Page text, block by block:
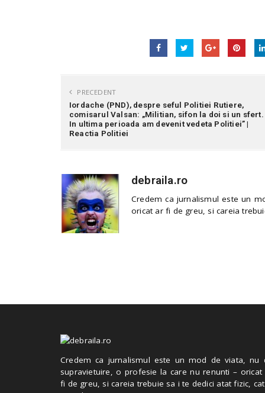
PRECEDENT
Iordache (PND), despre seful Politiei Rutiere,
comisarul Valsan: „Militian, sifon la doi si un sfert.
In ultima perioada am devenit vedeta Politiei” |
Reactia Politiei
debraila.ro
Credem ca jurnalismul este un
oricat ar fi de greu, si careia
Credem ca jurnalismul este un mod de viata, nu
supravietuire, o profesie la care nu renunti – oricat
fi de greu, si careia trebuie sa i te dedici atat fizic,